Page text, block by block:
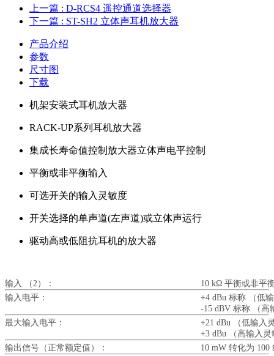
上一篇 : D-RCS4 遥控通道选择器
下一篇 : ST-SH2 立体声耳机放大器
产品介绍
参数
尺寸图
下载
机架安装式耳机放大器
RACK-UP系列耳机放大器
集成长寿命值控制放大器立体声电平控制
平衡或非平衡输入
可选开关的输入灵敏度
开关选择的单声道(左声道)或立体声运行
驱动高或低阻抗耳机的放大器
输入 （2）：
10 kΩ 平衡或非平
输入电平：
+4 dBu 标称 （低
-15 dBV 标称 （高
最大输入电平：
+21 dBu （低输入
+3 dBu （高输入灵
输出信号（正常额定值）：
10 mW 转化为 100